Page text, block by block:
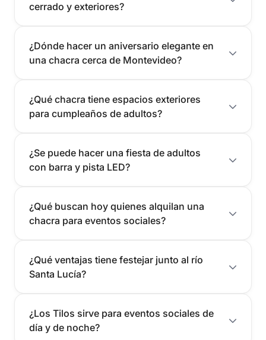
cerrado y exteriores?
¿Dónde hacer un aniversario elegante en
una chacra cerca de Montevideo?
¿Qué chacra tiene espacios exteriores
para cumpleaños de adultos?
¿Se puede hacer una fiesta de adultos
con barra y pista LED?
¿Qué buscan hoy quienes alquilan una
chacra para eventos sociales?
¿Qué ventajas tiene festejar junto al río
Santa Lucía?
¿Los Tilos sirve para eventos sociales de
día y de noche?